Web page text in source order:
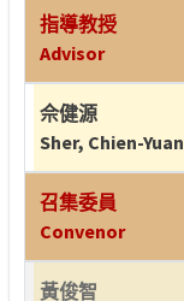
指導教授
Advisor
佘健源
Sher, Chien-Yuan
召集委員
Convenor
黃俊智